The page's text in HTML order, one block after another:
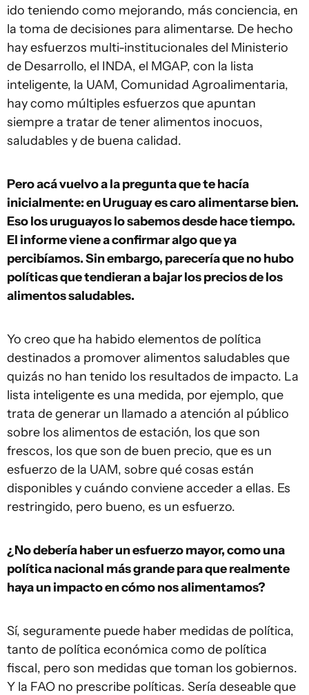
ido teniendo como mejorando, más conciencia, en
la toma de decisiones para alimentarse. De hecho
hay esfuerzos multi-institucionales del Ministerio
de Desarrollo, el INDA, el MGAP, con la lista
inteligente, la UAM, Comunidad Agroalimentaria,
hay como múltiples esfuerzos que apuntan
siempre a tratar de tener alimentos inocuos,
saludables y de buena calidad.
Pero acá vuelvo a la pregunta que te hacía
inicialmente: en Uruguay es caro alimentarse bien.
Eso los uruguayos lo sabemos desde hace tiempo.
El informe viene a confirmar algo que ya
percibíamos. Sin embargo, parecería que no hubo
políticas que tendieran a bajar los precios de los
alimentos saludables.
Yo creo que ha habido elementos de política
destinados a promover alimentos saludables que
quizás no han tenido los resultados de impacto. La
lista inteligente es una medida, por ejemplo, que
trata de generar un llamado a atención al público
sobre los alimentos de estación, los que son
frescos, los que son de buen precio, que es un
esfuerzo de la UAM, sobre qué cosas están
disponibles y cuándo conviene acceder a ellas. Es
restringido, pero bueno, es un esfuerzo.
¿No debería haber un esfuerzo mayor, como una
política nacional más grande para que realmente
haya un impacto en cómo nos alimentamos?
Sí, seguramente puede haber medidas de política,
tanto de política económica como de política
fiscal, pero son medidas que toman los gobiernos.
Y la FAO no prescribe políticas. Sería deseable que